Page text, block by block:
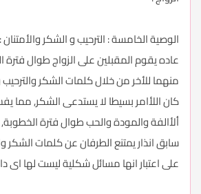
الوصية الخامسة : الترحيب و الشكر والأمتنان :
عاده يقوم المقبلين على الزواج طوال
منهما للأخر من خلال كلمات الشكر
كان اللأامر بسيطا لا يستدعى الشكر, مما
ألأالفة والمودة والحب طوال فترة
سابق انذار يمتنع الطرفان عن كلمات الشكر
على اعتبار انها مسائل شكلية ليست لها اى